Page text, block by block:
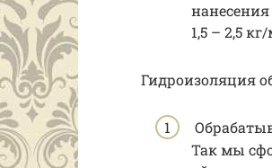
1,5 – 2,5
Гидроизоляция
Так мы